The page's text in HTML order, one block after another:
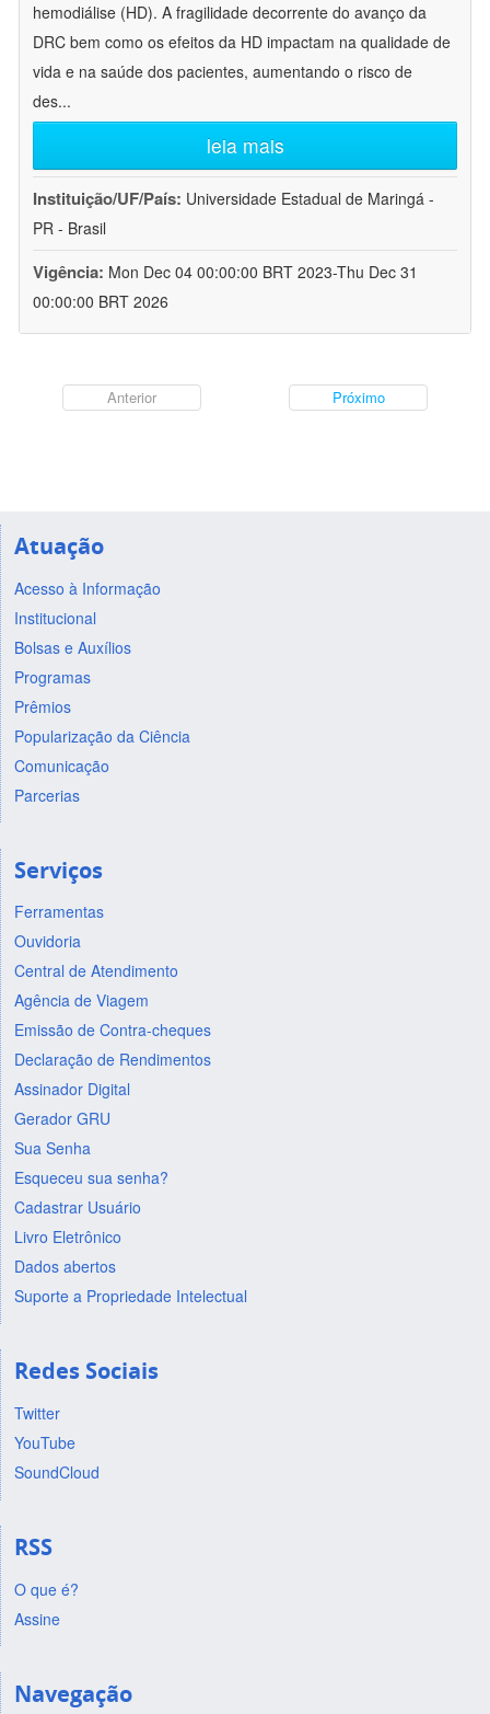
hemodiálise (HD). A fragilidade decorrente do avanço da
DRC bem como os efeitos da HD impactam na qualidade de
vida e na saúde dos pacientes, aumentando o risco de
des...
leia mais
Instituição/UF/País: Universidade Estadual de Maringá -
PR - Brasil
Vigência: Mon Dec 04 00:00:00 BRT 2023-Thu Dec 31
00:00:00 BRT 2026
Anterior Próximo
Atuação
Acesso à Informação
Institucional
Bolsas e Auxílios
Programas
Prêmios
Popularização da Ciência
Comunicação
Parcerias
Serviços
Ferramentas
Ouvidoria
Central de Atendimento
Agência de Viagem
Emissão de Contra-cheques
Declaração de Rendimentos
Assinador Digital
Gerador GRU
Sua Senha
Esqueceu sua senha?
Cadastrar Usuário
Livro Eletrônico
Dados abertos
Suporte a Propriedade Intelectual
Redes Sociais
Twitter
YouTube
SoundCloud
RSS
O que é?
Assine
Navegação